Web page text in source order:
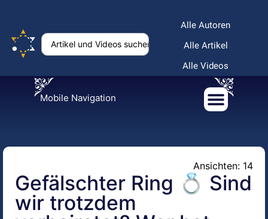
Alle Autoren
Alle Artikel
Alle Videos
Mobile Navigation
Ansichten: 14
Gefälschter Ring 💍 Sind
wir trotzdem